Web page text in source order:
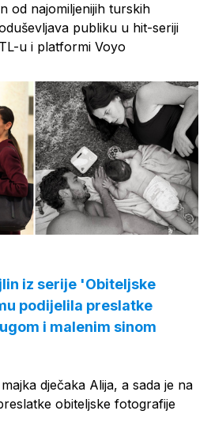
od najomiljenijih turskih
publiku u hit-seriji
u i platformi Voyo
iz serije 'Obiteljske
podijelila preslatke
i malenim sinom
dječaka Alija, a sada je na
obiteljske fotografije